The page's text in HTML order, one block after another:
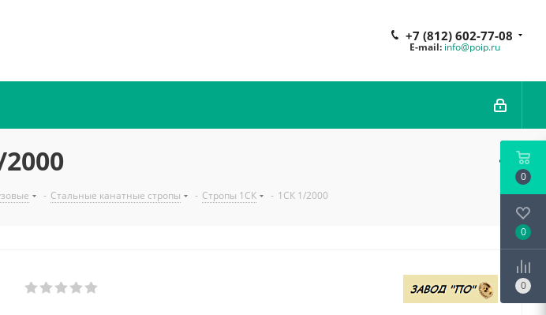
+7 (812) 602-77-08
E-mail: info@poip.ru
- Стальные канатные стропы - Стропы 1СК - 1СК 1/2000
0
0
0